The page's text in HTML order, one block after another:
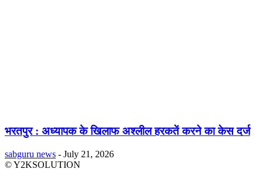
भरतपुर : अध्यापक के खिलाफ अश्लील हरकतें करने का केस दर्ज
sabguru news - July 21, 2026
© Y2KSOLUTION